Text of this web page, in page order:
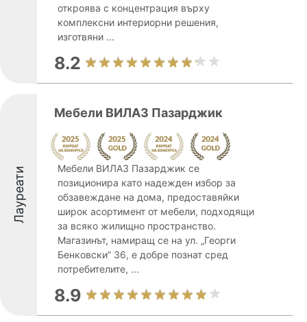
откроява с концентрация върху
комплексни интериорни решения,
изготвяни ...
8.2
Лауреати
Мебели ВИЛАЗ Пазарджик
Мебели ВИЛАЗ Пазарджик се
позиционира като надежден избор за
обзавеждане на дома, предоставяйки
широк асортимент от мебели, подходящи
за всяко жилищно пространство.
Магазинът, намиращ се на ул. „Георги
Бенковски” 36, е добре познат сред
потребителите, ...
8.9